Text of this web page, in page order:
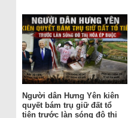
Người dân Hưng Yên kiên
quyết bám trụ giữ đất tổ
tiên trước làn sóng đô thị